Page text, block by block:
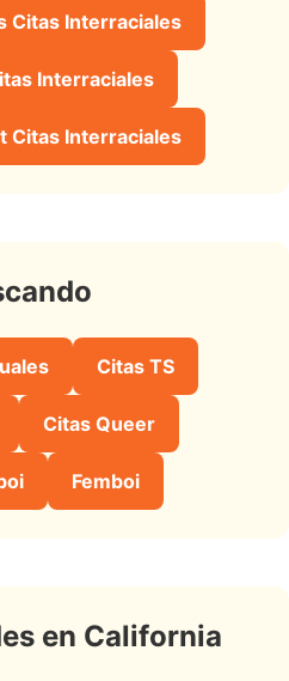
Citas Interraciales
Interraciales
Citas Interraciales
Citas TS
Citas Queer
Femboi
en California